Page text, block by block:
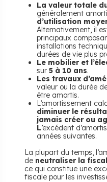
La valeur totale
généralement
d’utilisation
Alternativement, il
principaux
installations
durées de vie plus
Le mobilier et
sur 5 à 10 ans.
Les travaux
valeur ou la durée
être amortis.
L’amortissement
diminuer le
jamais créer ou
L’excédent
années suivantes.
La plupart du temps,
de neutraliser la
ce qui constitue une
fiscale pour les